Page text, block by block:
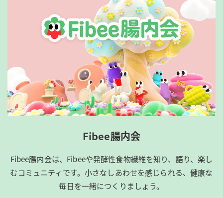
Fibee腸内会
Fibee腸内会は、​Fibeeや発酵性食物繊維を知り、語り、楽し
むコミュニティです。​小さなしあわせを感じられる、健康な
毎日を一緒につくりましょう。